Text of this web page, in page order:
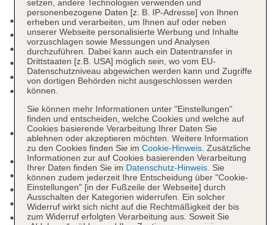
Adults-only-Bereich
Raucherbereich
Check-in Zeit ab 14:00 Uhr
Check-out Zeit bis 12:00 Uhr
Letzte Komplettrenovierung: 2025
Rezeption: Sprachen: deutsch, englisch,
spanisch, italienisch, französisch, Geldwechsel
möglich, Hotelsafe
Gästebetreuung: Sprachen: deutsch, englisch,
spanisch
Lift
Gemeinschaftslounge/TV-Bereich
Gartenanlage, Dachterrasse, Sonnenterrasse
Pools: 4
Pool „Indoor pool Spa Area“: ohne Gebühr,
setzen, andere Technologien verwenden und
personenbezogene Daten [z. B. IP-Adresse] von Ihnen
erheben und verarbeiten, um Ihnen auf oder neben
unserer Webseite personalisierte Werbung und Inhalte
vorzuschlagen sowie Messungen und Analysen
durchzuführen. Dabei kann auch ein Datentransfer in
Drittstaaten [z.B. USA] möglich sein, wo vom EU-
Datenschutzniveau abgewichen werden kann und Zugriffe
von dortigen Behörden nicht ausgeschlossen werden
können.
Sie können mehr Informationen unter "Einstellungen"
finden und entscheiden, welche Cookies und welche auf
Cookies basierende Verarbeitung Ihrer Daten Sie
ablehnen oder akzeptieren möchten. Weitere Information
zu den Cookies finden Sie im Cookie-Hinweis. Zusätzliche
Informationen zur auf Cookies basierenden Verarbeitung
Ihrer Daten finden Sie im Datenschutz-Hinweis. Sie
können zudem jederzeit Ihre Entscheidung über "Cookie-
Einstellungen" [in der Fußzeile der Webseite] durch
Ausschalten der Kategorien widerrufen. Ein solcher
Widerruf wirkt sich nicht auf die Rechtmäßigkeit der bis
zum Widerruf erfolgten Verarbeitung aus. Soweit Sie